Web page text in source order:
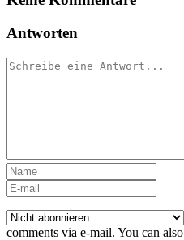
Antworten
comments via e-mail. You can also